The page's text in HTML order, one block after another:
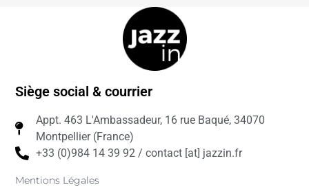
Siège social & courrier
Appt. 463 L'Ambassadeur, 16 rue Baqué, 34070
Montpellier (France)
+33 (0)984 14 39 92 / contact [at] jazzin.fr
Mentions Légales